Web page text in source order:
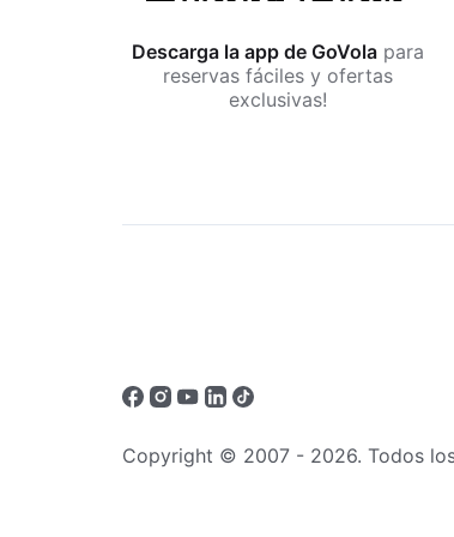
Descarga la app de GoVola para
reservas fáciles y ofertas
exclusivas!
Copyright © 2007 - 2026. Todos